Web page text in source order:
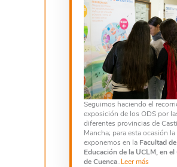
Seguimos haciendo el
exposición de los ODS por
diferentes provincias de
Mancha; para esta ocasión la
exponemos en la Facultad de
Educación de la UCLM, en el
de Cuenca..Leer más